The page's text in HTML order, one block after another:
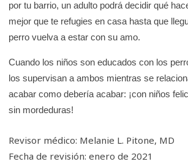
por tu barrio, un adulto podrá decidir qué
mejor que te refugies en casa hasta que
perro vuelva a estar con su amo.
Cuando los niños son educados con los
los supervisan a ambos mientras se
acabar como debería acabar: ¡con niños
sin mordeduras!
Revisor médico: Melanie L. Pitone, MD
Fecha de revisión: enero de 2021